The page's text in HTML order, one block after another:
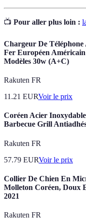
📺 Pour aller plus loin :
Chargeur De
Fer Européen
Modèles 30w (A+C)
Rakuten FR
11.21 EURVoir le prix
Coréen Acier
Barbecue Grill
Rakuten FR
57.79 EURVoir le prix
Collier De Chien En
Molleton Coréen, Doux
2021
Rakuten FR